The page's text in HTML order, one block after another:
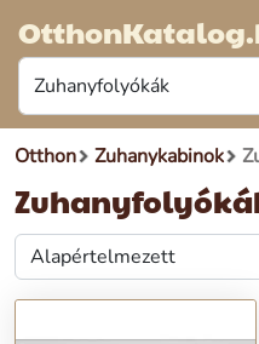
Otthon Zuhanykabinok